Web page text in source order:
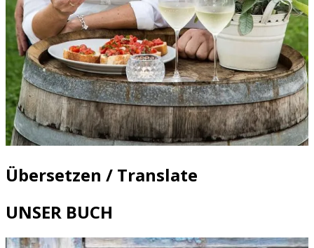
Übersetzen / Translate
UNSER BUCH